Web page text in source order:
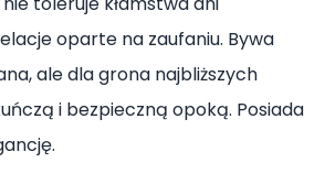
oparte na zaufaniu. Bywa
ale dla grona najbliższych
i bezpieczną opoką. Posiada